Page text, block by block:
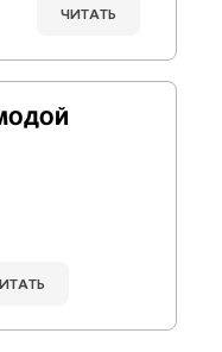
ЧИТАТЬ